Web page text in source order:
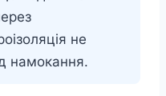
не
намокання.